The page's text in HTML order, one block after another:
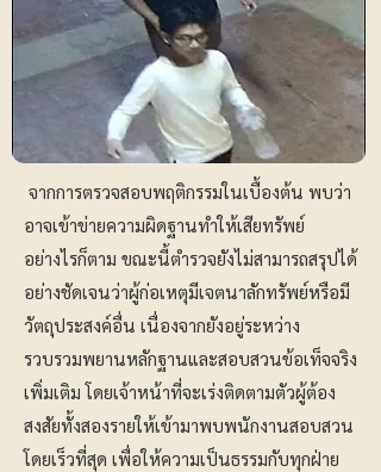
จากการตรวจสอบพฤติกรรมในเบื้องต้น พบว่า
อาจเข้าข่ายความผิดฐานทำให้เสียทรัพย์
อย่างไรก็ตาม ขณะนี้ตำรวจยังไม่สามารถสรุปได้
อย่างชัดเจนว่าผู้ก่อเหตุมีเจตนาลักทรัพย์หรือมี
วัตถุประสงค์อื่น เนื่องจากยังอยู่ระหว่าง
รวบรวมพยานหลักฐานและสอบสวนข้อเท็จจริง
เพิ่มเติม โดยเจ้าหน้าที่จะเร่งติดตามตัวผู้ต้อง
สงสัยทั้งสองรายให้เข้ามาพบพนักงานสอบสวน
โดยเร็วที่สุด เพื่อให้ความเป็นธรรมกับทุกฝ่าย